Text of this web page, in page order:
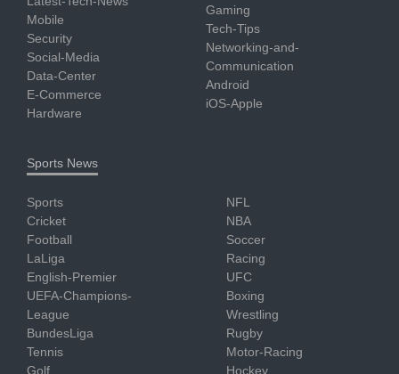
Mobile
Security
Social-Media
Data-Center
E-Commerce
Hardware
Gaming
Tech-Tips
Networking-and-
Communication
Android
iOS-Apple
Sports News
Sports
Cricket
Football
LaLiga
English-Premier
UEFA-Champions-
League
BundesLiga
Tennis
Golf
NFL
NBA
Soccer
Racing
UFC
Boxing
Wrestling
Rugby
Motor-Racing
Hockey